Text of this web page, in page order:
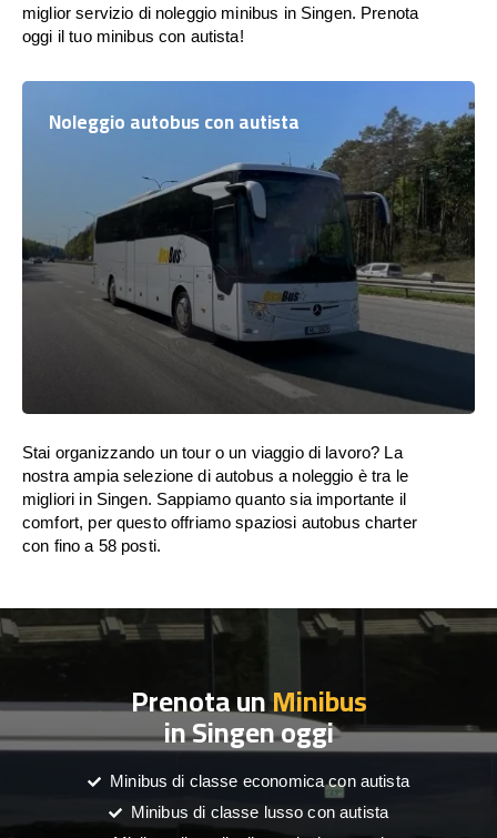
miglior servizio di noleggio minibus in Singen. Prenota
oggi il tuo minibus con autista!
Noleggio autobus con autista
Stai organizzando un tour o un viaggio di lavoro? La
nostra ampia selezione di autobus a noleggio è tra le
migliori in Singen. Sappiamo quanto sia importante il
comfort, per questo offriamo spaziosi autobus charter
con fino a 58 posti.
Prenota unMinibus
in Singen oggi
Minibus di classe economica con autista
Minibus di classe lusso con autista